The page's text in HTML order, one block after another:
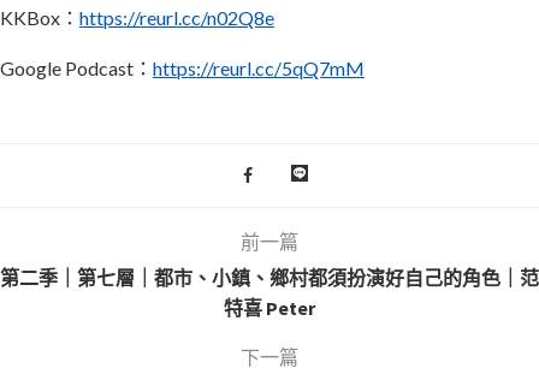
KKBox： https://reurl.cc/n02Q8e
Google Podcast： https://reurl.cc/5qQ7mM
前一篇
第二季｜第七層｜都市、小鎮、鄉村都須扮演好自己的角色｜范
特喜 Peter
下一篇